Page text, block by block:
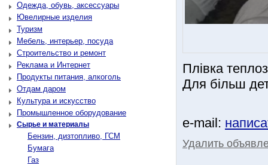
Одежда, обувь, аксессуары
Ювелирные изделия
Туризм
Мебель, интерьер, посуда
Строительство и ремонт
Реклама и Интернет
Продукты питания, алкоголь
Отдам даром
Культура и искусство
Промышленное оборудование
Сырье и материалы
Бензин, дизтопливо, ГСМ
Бумага
Газ
Плівка
Для більш
e-mail:
Удалить